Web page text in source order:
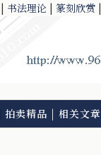
| 书法理论 | 篆刻欣赏 |
拍卖精品 | 相关文章